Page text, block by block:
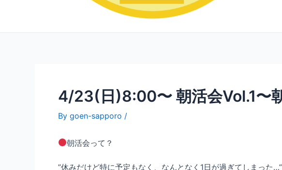
4/23(日)8:00〜 朝活会Vol.1〜
By goen-sapporo /
朝活会って？
”休みだけど特に予定もなく、なんとなく1日が過ぎてしまった…”